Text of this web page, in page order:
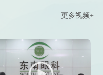
更多视频+